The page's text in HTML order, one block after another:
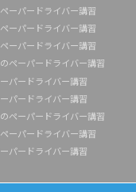
ーパードライバー講習
ーパードライバー講習
ーパードライバー講習
ペーパードライバー講習
パードライバー講習
パードライバー講習
ペーパードライバー講習
ーパードライバー講習
パードライバー講習